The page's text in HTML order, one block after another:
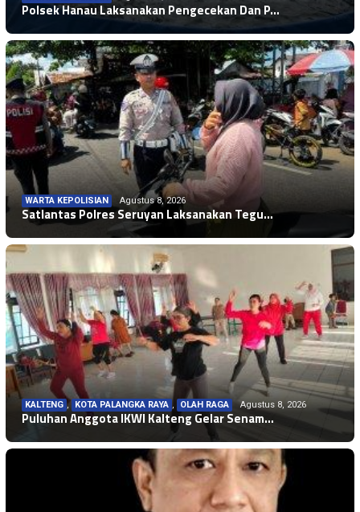
Polsek Hanau Laksanakan Pengecekan Dan P…
WARTA KEPOLISIAN Agustus 8, 2026
Satlantas Polres Seruyan Laksanakan Tegu…
KALTENG , KOTA PALANGKA RAYA , OLAH RAGA Agustus 8, 2026
Puluhan Anggota IKWI Kalteng Gelar Senam…